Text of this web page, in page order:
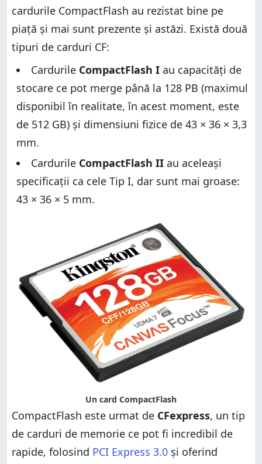
cardurile CompactFlash au rezistat bine pe
piață și mai sunt prezente și astăzi. Există două
tipuri de carduri CF:
Cardurile CompactFlash I au capacități de
stocare ce pot merge până la 128 PB (maximul
disponibil în realitate, în acest moment, este
de 512 GB) și dimensiuni fizice de 43 × 36 × 3,3
mm.
Cardurile CompactFlash II au aceleași
specificații ca cele Tip I, dar sunt mai groase:
43 × 36 × 5 mm.
Un card CompactFlash
CompactFlash este urmat de CFexpress, un tip
de carduri de memorie ce pot fi incredibil de
rapide, folosind PCI Express 3.0 și oferind